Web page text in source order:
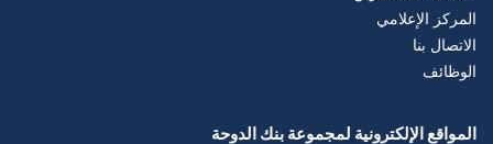
المركز الإعلامي
الاتصال بنا
الوظائف
المواقع الإلكترونية لمجموعة بنك الدوحة